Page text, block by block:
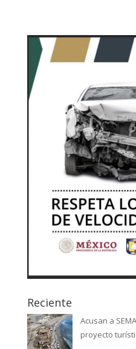
Reciente
Acusan a
proyecto